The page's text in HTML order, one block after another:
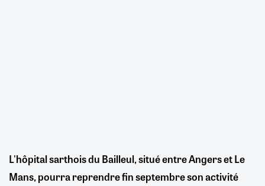
L'hôpital sarthois du Bailleul, situé entre Angers et Le
Mans, pourra reprendre fin septembre son activité